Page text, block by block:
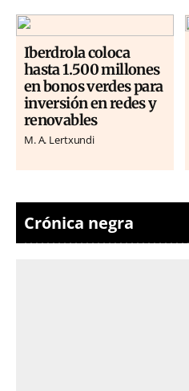
Iberdrola coloca
hasta 1.500 millones
en bonos verdes para
inversión en redes y
renovables
M. A. Lertxundi
Crónica negra